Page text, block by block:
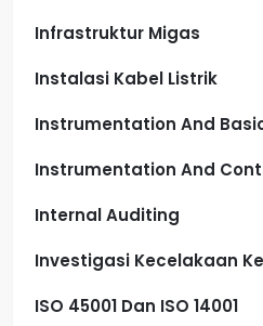
Infrastruktur Migas
Instalasi Kabel Listrik
Instrumentation And
Instrumentation And
Internal Auditing
Investigasi Kecelakaan
ISO 45001 Dan ISO 14001